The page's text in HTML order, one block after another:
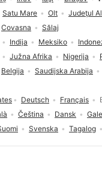
Deutsch Français
Čeština Dansk
Svenska Tagalog
Indija Meksiko
Južna Afrika Nigerija
Belgija Saudijska Arabija
Satu Mare Olt Judeţul
Covasna Sălaj